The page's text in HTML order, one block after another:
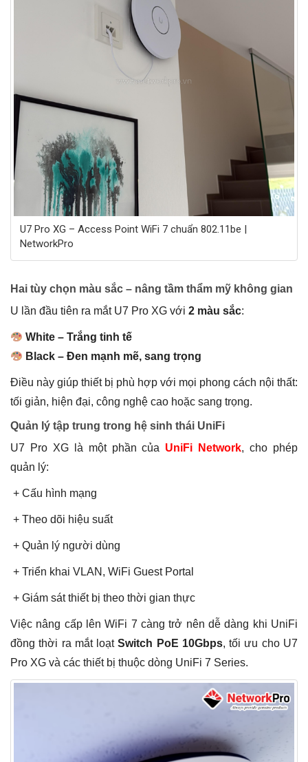
U7 Pro XG – Access Point WiFi 7 chuẩn 802.11be |
NetworkPro
Hai tùy chọn màu sắc – nâng tầm thẩm mỹ không gian
U lần đầu tiên ra mắt U7 Pro XG với 2 màu sắc:
White – Trắng tinh tế
Black – Đen mạnh mẽ, sang trọng
Điều này giúp thiết bị phù hợp với mọi phong cách nội thất:
tối giản, hiện đại, công nghệ cao hoặc sang trọng.
Quản lý tập trung trong hệ sinh thái UniFi
U7 Pro XG là một phần của UniFi Network, cho phép
quản lý:
+ Cấu hình mạng
+ Theo dõi hiệu suất
+ Quản lý người dùng
+ Triển khai VLAN, WiFi Guest Portal
+ Giám sát thiết bị theo thời gian thực
Việc nâng cấp lên WiFi 7 càng trở nên dễ dàng khi UniFi
đồng thời ra mắt loạtSwitch PoE 10Gbps, tối ưu cho U7
Pro XG và các thiết bị thuộc dòng UniFi 7 Series.